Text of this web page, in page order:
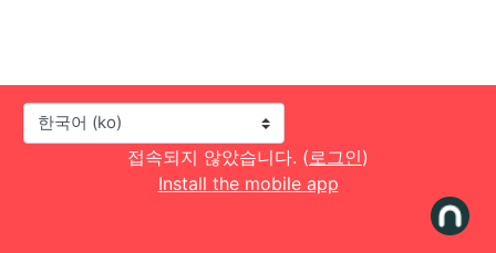
언어
접속되지 않았습니다. ( 로그인)
Install the mobile app